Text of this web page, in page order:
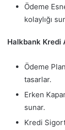
Ödeme
kolaylığı
Halkbank Kredi
Ödeme
tasarlar.
Erken
sunar.
Kredi